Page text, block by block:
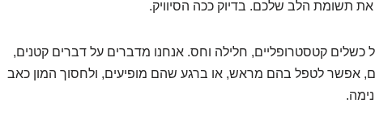
תשומת הלב שלכם. בדיוק ככה הסיוויק.
כשלים קטסטרופליים, חלילה וחס. אנחנו מדברים על דברים קטנים,
אפשר לטפל בהם מראש, או ברגע שהם מופיעים, ולחסוך המון כאב